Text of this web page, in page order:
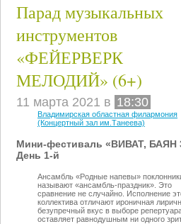
Парад музыкальных
инструментов
«ФЕЙЕРВЕРК
МЕЛОДИЙ» (6+)
11 марта 2021 в 18:30
Владимирская областная филармония
(Концертный зал им.Танеева)
Мини-фестиваль «ВИВАТ, БАЯН
День 1-й
Ансамбль «Родные напевы»
называют «ансамбль-праздник». Это
сравнение не случайно. Исполнение
коллектива отличают ироничная
безупречный вкус в выборе
оставляет равнодушным ни одного